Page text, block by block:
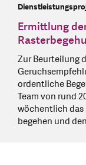
Ermittlung
Zur Beurteilung
ordentliche
Team von rund
wöchentlich
begehen und